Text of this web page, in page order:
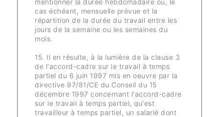
mentionner la durée hebdomadaire ou, le
cas échéant, mensuelle prévue et la
répartition de la durée du travail entre les
jours de la semaine ou les semaines du
mois.
15. Il en résulte, à la lumière de la clause 3
de l'accord-cadre sur le travail à temps
partiel du 6 juin 1997 mis en oeuvre par la
directive 97/81/CE du Conseil du 15
décembre 1997 concernant l'accord-cadre
sur le travail à temps partiel, qu'est
travailleur à temps partiel, un salarié dont